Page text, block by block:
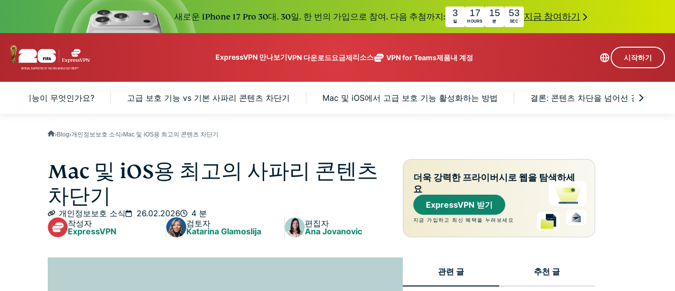
새로운 iPhone 17 Pro 30대. 30일. 한 번의 가입으로 참여. 다음 추첨까지: 3
일
17
HOURS
15
분
52
SEC 지금 참여하기
ExpressVPN 만나보기
노로그 정책
113개 국가의 서버
하나의 구독으로 종합적인 첨단 개인정보 보호 및 보안 도구를 이용해 보
세요. 완벽한 작동으로 더욱 탁월한 디지털 라이프를 선사합니다.
모든 제품 보기
VPN 다운로드
Windows NEW
요금제리소스
VPN이란?
VPN for Teams제품
VPN protection for growing teams. Easy
113개 국가의
안전한 서버를
갖춘 업계 최고
보호하는 비공개 이메
안전한 비밀번
호 관리와 다중
팅으로 구동되
어 프라이버시
중심 인공 지
Identity
eSIM.
firewall,
system tools,
and more.
내 계정 시작하기
보호 기능이 무엇인가요? 고급 보호 기능 vs 기본 사파리 콘텐츠 차단기 Mac 및 iOS에서 고급 보호 기능 활성화하는 방법 결론: 콘텐츠 차단을 넘어선 강력한 개
Blog 개인정보보호 소식 Mac 및 iOS용 최고의 콘텐츠 차단기
Mac 및 iOS용 최고의 사파리 콘텐츠
차단기
개인정보보호 소식 26.02.2026
4 분
작성자
ExpressVPN
검토자
Katarina Glamoslija
편집자
Ana Jovanovic
더욱 강력한 프라이버시로 웹을 탐색하세
요
ExpressVPN 받기
지금 가입하고 최신 혜택을 누려보세요
관련 글 추천 글